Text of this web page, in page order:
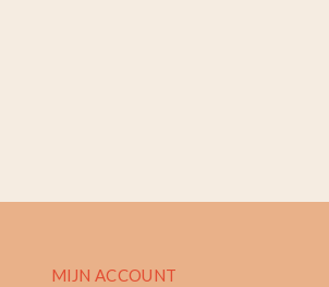
MIJN ACCOUNT